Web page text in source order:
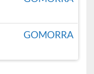
GOMORRA